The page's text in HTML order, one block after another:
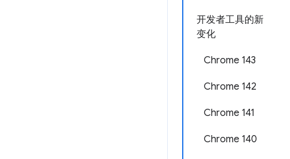
开发者工具的新
变化
Chrome 143
Chrome 142
Chrome 141
Chrome 140